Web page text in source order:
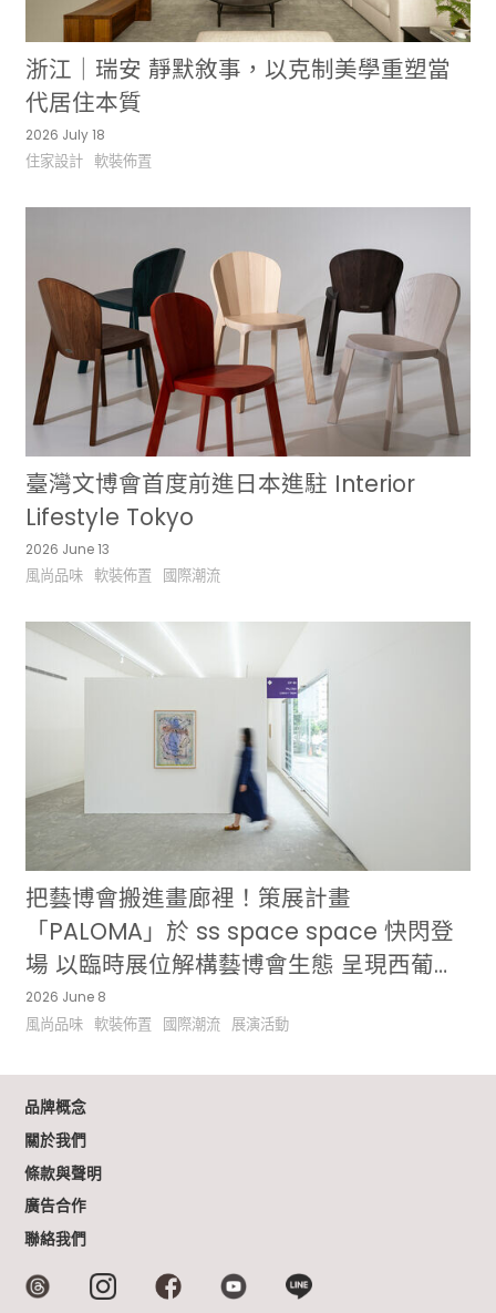
浙江｜瑞安 靜默敘事，以克制美學重塑當
代居住本質
2026 July 18
住家設計 軟裝佈置
臺灣文博會首度前進日本進駐 Interior
Lifestyle Tokyo
2026 June 13
風尚品味 軟裝佈置 國際潮流
把藝博會搬進畫廊裡！策展計畫
「PALOMA」於 ss space space 快閃登
場 以臨時展位解構藝博會生態 呈現西葡藝
術家雙個展
2026 June 8
風尚品味 軟裝佈置 國際潮流 展演活動
品牌概念
關於我們
條款與聲明
廣告合作
聯絡我們